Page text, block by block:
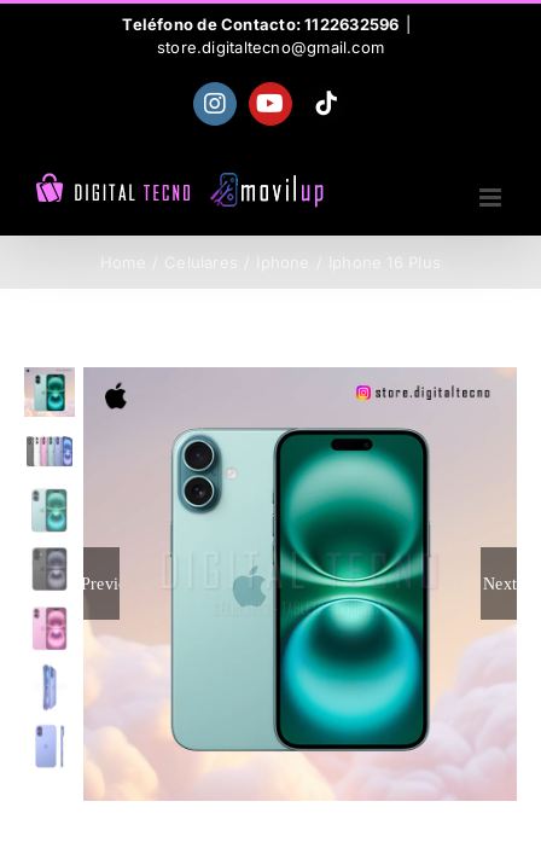
Teléfono de Contacto: 1122632596
store.digitaltecno@gmail.com
InstagramYouTubeTiktok
Home Celulares Iphone Iphone 16 Plus
Previous Next